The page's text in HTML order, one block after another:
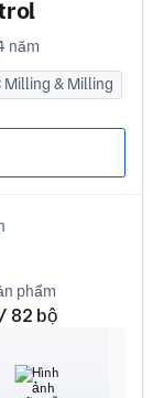
năm
Milling & Milling
phẩm
82 bộ